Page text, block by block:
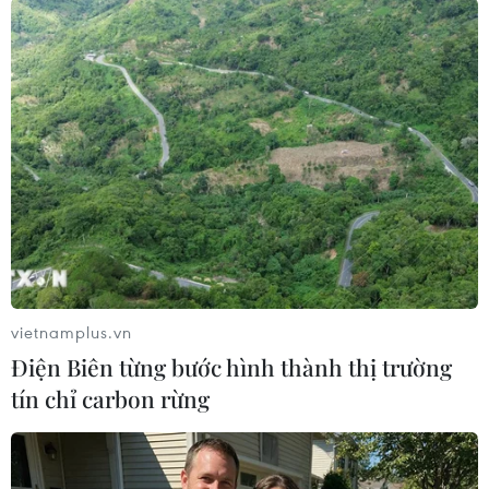
#Tổng thống Mỹ Donald Trump
#Nhiệm kỳ thứ ba
#Tranh cử
#Hiến pháp Mỹ
#Phó Tổng thống JD Vance
#Sửa đổi hiến pháp
Mỹ
Theo dõi VietnamPlus
vietnamplus.vn
Điện Biên từng bước hình thành thị trường
tín chỉ carbon rừng